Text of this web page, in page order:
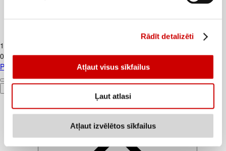
Rādīt detalizēti
Atļaut visus sīkfailus
Ļaut atlasi
Atļaut izvēlētos sīkfailus
Piens TERE 2,5% 1,5L
1
0,91€/l
Piens TERE 2,5% 1,5L